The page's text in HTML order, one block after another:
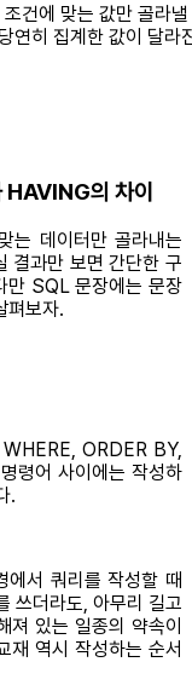
건에 맞는 값만 골라
연히 집계한 값이 달라
의 차이
는 데이터만 골라내는
결과만 보면 간단한 구
만 SQL 문장에는 문장
펴보자.
ORDER BY,
령어 사이에는 작성하
.
서 쿼리를 작성할 때
쓰더라도, 아무리 길고
져 있는 일종의 약속이
재 역시 작성하는 순서